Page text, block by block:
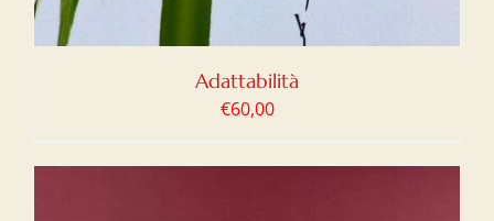
Adattabilità
€60,00